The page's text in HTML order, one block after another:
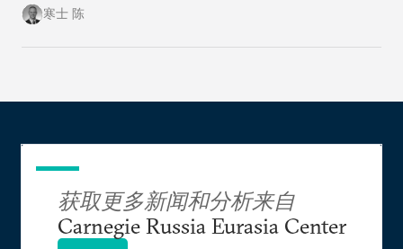
此次此刻，正是美国政策制定者们重新思考制定一
寒士 陈
获取更多新闻和分析来自
Carnegie Russia Eurasia Center